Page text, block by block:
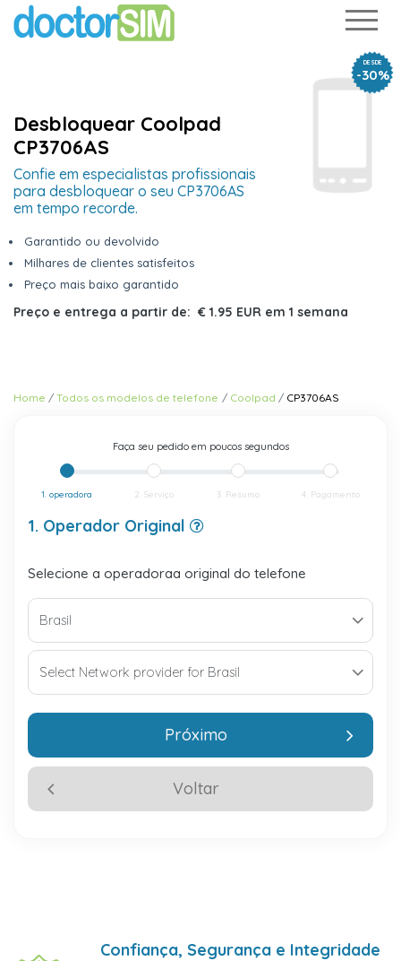
DESDE
-30%
Desbloquear Coolpad
CP3706AS
Confie em especialistas profissionais
para desbloquear o seu CP3706AS
em tempo recorde.
Garantido ou devolvido
Milhares de clientes satisfeitos
Preço mais baixo garantido
Preço e entrega a partir de: € 1.95 EUR em 1 semana
Home Todos os modelos de telefone Coolpad CP3706AS
Faça seu pedido em poucos segundos
1. operadora 2. Serviço 3. Resumo 4. Pagamento
1. Operador Original
Selecione a operadoraa original do telefone
Voltar
Próximo
Confiança, Segurança e Integridade